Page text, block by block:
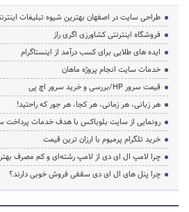
طراحی سایت در اصفهان بهترین شیوه تبلیغات
فروشگاه اینترنتی کشاورزی اگری راز
ایده های طلایی برای کسب درآمد از اینستاگرام
خدمات سایت انجام پروژه ماهان
قیمت سرور HP/بررسی و خرید سرور اچ پی
هر زبانی، هر زمانی، هر کجا، هر جور که راحتید!
رونمایی از سایت بلوباکس با هدف خدمات پرداخت
خرید تلگرام پرمیوم با ارزان ترین قیمت
چرا لامپ ال ای دی از لامپ رشته‌ای و کم مصرف
چرا پنل های ال ای دی سقفی فروش خوبی دارند؟